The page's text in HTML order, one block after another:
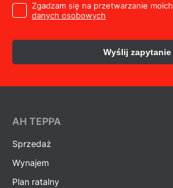
Zgadzam się na przetwarzanie moich
danych osobowych
Wyślij zapytanie
AH ТEPPA
Sprzedaż
Wynajem
Plan ratalny